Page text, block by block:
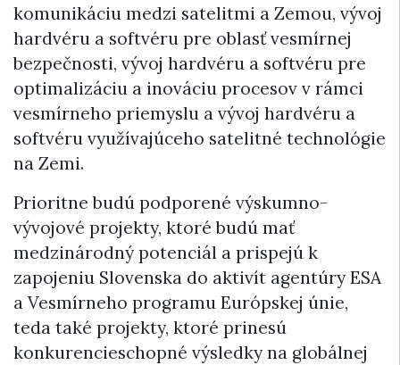
komunikáciu medzi satelitmi a Zemou, vývoj
hardvéru a softvéru pre oblasť vesmírnej
bezpečnosti, vývoj hardvéru a softvéru pre
optimalizáciu a inováciu procesov v rámci
vesmírneho priemyslu a vývoj hardvéru a
softvéru využívajúceho satelitné technológie
na Zemi.
Prioritne budú podporené výskumno-
vývojové projekty, ktoré budú mať
medzinárodný potenciál a prispejú k
zapojeniu Slovenska do aktivít agentúry ESA
a Vesmírneho programu Európskej únie,
teda také projekty, ktoré prinesú
konkurencieschopné výsledky na globálnej